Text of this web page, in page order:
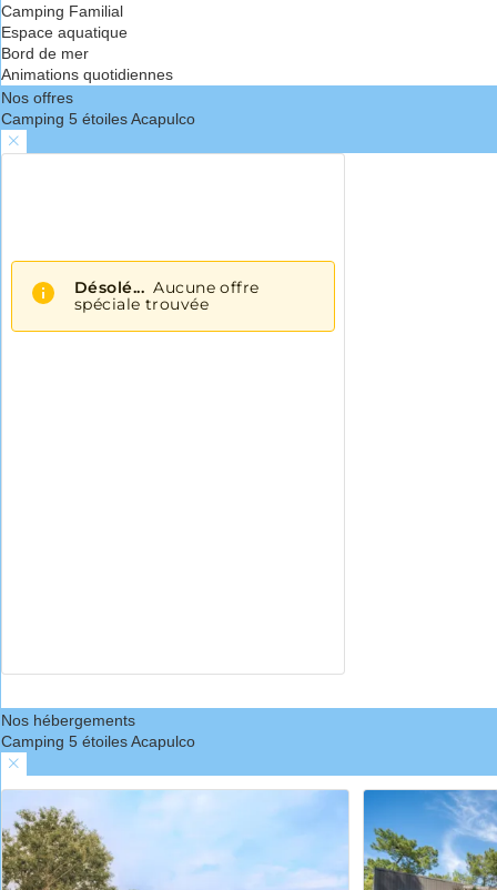
Camping Familial
Espace aquatique
Bord de mer
Animations quotidiennes
Nos offres
Camping 5 étoiles Acapulco
Nos hébergements
Camping 5 étoiles Acapulco